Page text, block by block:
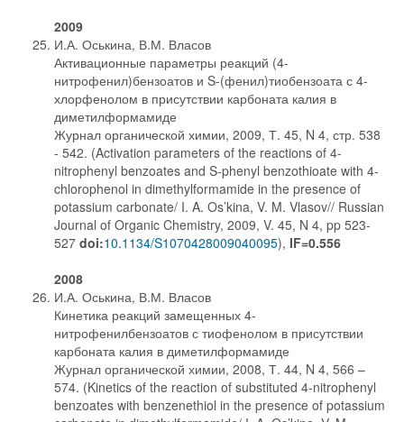
2009
И.А. Оськина, В.М. Власов
Активационные параметры реакций (4-
нитрофенил)бензоатов и S-(фенил)тиобензоата с 4-
хлорфенолом в присутствии карбоната калия в
диметилформамиде
Журнал органической химии, 2009, Т. 45, N 4, стр. 538
- 542. (Activation parameters of the reactions of 4-
nitrophenyl benzoates and S-phenyl benzothioate with 4-
chlorophenol in dimethylformamide in the presence of
potassium carbonate/ I. A. Os’kina, V. M. Vlasov// Russian
Journal of Organic Chemistry, 2009, V. 45, N 4, pp 523-
527 doi:10.1134/S1070428009040095), IF=0.556
2008
И.А. Оськина, В.М. Власов
Кинетика реакций замещенных 4-
нитрофенилбензоатов с тиофенолом в присутствии
карбоната калия в диметилформамиде
Журнал органической химии, 2008, Т. 44, N 4, 566 –
574. (Kinetics of the reaction of substituted 4-nitrophenyl
benzoates with benzenethiol in the presence of potassium